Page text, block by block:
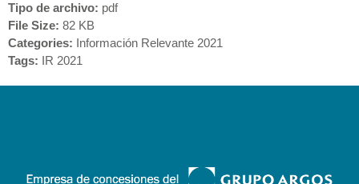
Tipo de archivo: pdf
File Size: 82 KB
Categories: Información Relevante 2021
Tags:
IR 2021